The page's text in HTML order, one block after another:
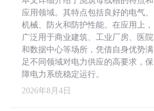
应用领域。其特点包括良好的电气、
机械、防火和防护性能。在应用上，
广泛用于商业建筑、工业厂房、医院
和数据中心等场所，凭借自身优势满
足不同领域对电力供应的高要求，保
障电力系统稳定运行。
2026年8月4日